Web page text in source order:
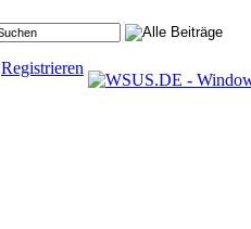
Registrieren